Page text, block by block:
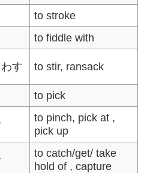
to stroke
to fiddle with
す to stir, ransack
to pick
to pinch, pick at ,
pick up
to catch/get/ take
hold of , capture